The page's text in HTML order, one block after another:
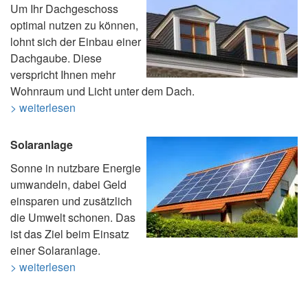
Um Ihr Dachgeschoss
optimal nutzen zu können,
lohnt sich der Einbau einer
Dachgaube. Diese
verspricht Ihnen mehr
Wohnraum und Licht unter dem Dach.
> weiterlesen
Solaranlage
Sonne in nutzbare Energie
umwandeln, dabei Geld
einsparen und zusätzlich
die Umwelt schonen. Das
ist das Ziel beim Einsatz
einer Solaranlage.
> weiterlesen